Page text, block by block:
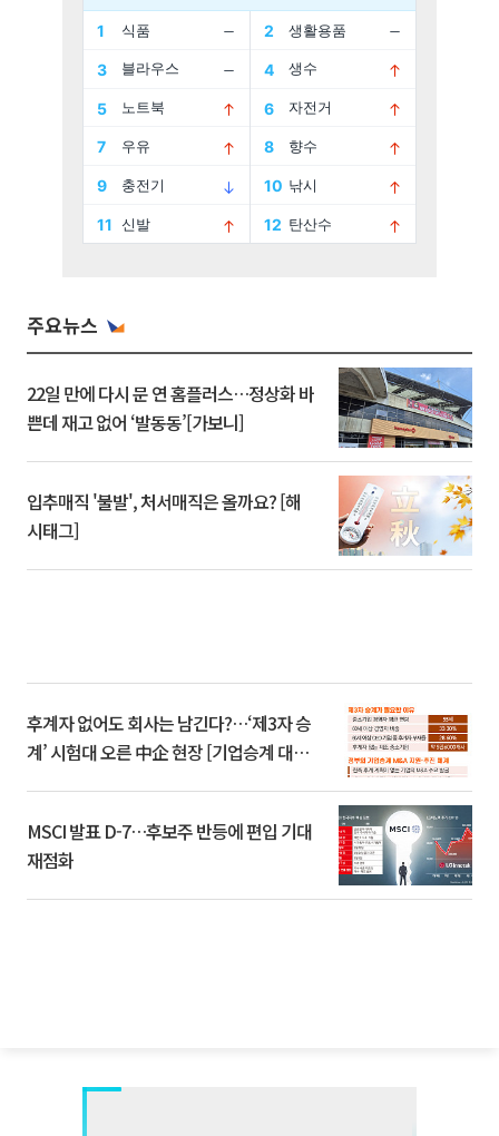
주요뉴스
22일 만에 다시 문 연 홈플러스…정상화 바
쁜데 재고 없어 ‘발동동’[가보니]
입추매직 '불발', 처서매직은 올까요? [해
시태그]
후계자 없어도 회사는 남긴다?…‘제3자 승
계’ 시험대 오른 中企 현장 [기업승계 대전
MSCI 발표 D-7…후보주 반등에 편입 기대
재점화